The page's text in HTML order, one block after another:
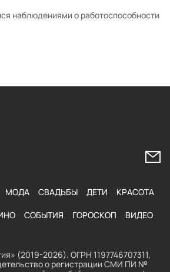
наблюдениями о работоспособности
МОДА СВАДЬБЫ ДЕТИ КРАСОТА
СОБЫТИЯ ГОРОСКОП ВИДЕО
(2019-2026). ОГРН 1197746707311,
о регистрации СМИ ПИ №